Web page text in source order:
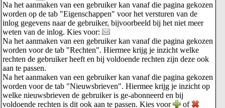
Na het aanmaken van een gebruiker kan vanaf die pagina gekozen
worden op de tab "Eigenschappen" voor het versturen van de
inlog gegevens naar de gebruiker, bijvoorbeeld bij het niet meer
weten van de inlog. Kies voor:
Na het aanmaken van een gebruiker kan vanaf die pagina gekozen
worden voor de tab "Rechten". Hiermee krijg je inzicht welke
rechten de gebruiker heeft en bij voldoende rechten zijn deze ook
aan te passen.
Na het aanmaken van een gebruiker kan vanaf die pagina gekozen
worden voor de tab "Nieuwsbrieven". Hiermee krijg je inzicht op
welke nieuwsbrieven de gebruiker is ge-abonneerd en bij
voldoende rechten is dit ook aan te passen. Kies voor
of